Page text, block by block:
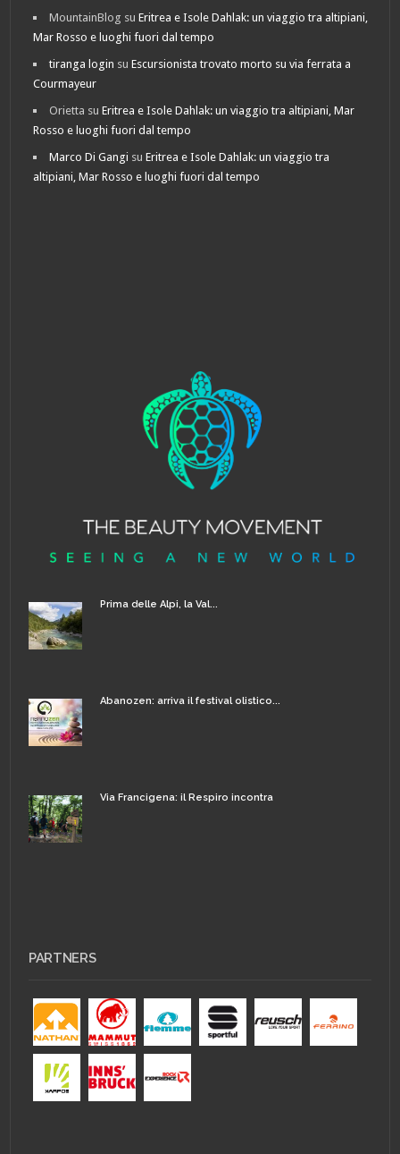
MountainBlog suEritrea e Isole Dahlak: un viaggio tra altipiani,
Mar Rosso e luoghi fuori dal tempo
tiranga login suEscursionista trovato morto su via ferrata a
Courmayeur
Orietta suEritrea e Isole Dahlak: un viaggio tra altipiani, Mar
Rosso e luoghi fuori dal tempo
Marco Di Gangi suEritrea e Isole Dahlak: un viaggio tra
altipiani, Mar Rosso e luoghi fuori dal tempo
Prima delle Alpi, la Val...
Abanozen: arriva il festival olistico...
Via Francigena: il Respiro incontra
PARTNERS